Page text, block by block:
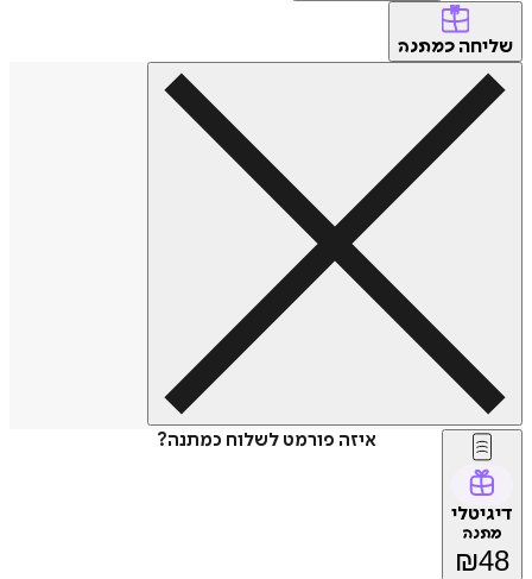
שליחה כמתנה
איזה פורמט לשלוח כמתנה?
דיגיטלי
מתנה
₪48